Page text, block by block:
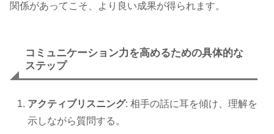
関係があってこそ、より良い成果が得られます。
コミュニケーション力を高めるための具体的な
ステップ
アクティブリスニング: 相手の話に耳を傾け、理解を
示しながら質問する。